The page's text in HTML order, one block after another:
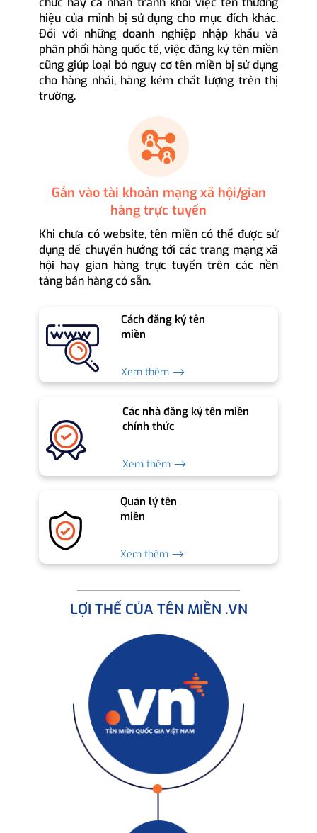
hiệu của mình bị sử dụng cho mục đích khác.
Đối với những doanh nghiệp nhập khẩu và
phân phối hàng quốc tế, việc đăng ký tên miền
cũng giúp loại bỏ nguy cơ tên miền bị sử dụng
cho hàng nhái, hàng kém chất lượng trên thị
trường.
Gắn vào tài khoản mạng xã hội/gian
hàng trực tuyến
Khi chưa có website, tên miền có thể được sử
dụng để chuyển hướng tới các trang mạng xã
hội hay gian hàng trực tuyến trên các nền
tảng bán hàng có sẵn.
Cách đăng ký tên
miền
Xem thêm ⟶
Các nhà đăng ký tên miền
chính thức
Xem thêm ⟶
Quản lý tên
miền
Xem thêm ⟶
LỢI THẾ CỦA TÊN MIỀN .VN